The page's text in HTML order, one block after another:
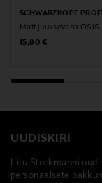
SCHWARZKOPF
Matt juuksevaha OSiS
Original Price
15,90 €
UUDISKIRI
Liitu Stockmanni
personaalsete